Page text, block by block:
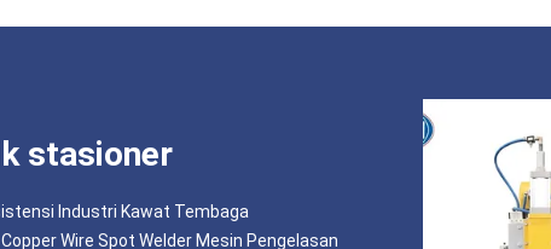
stasioner
Industri Kawat Tembaga
Wire Spot Welder Mesin Pengelasan